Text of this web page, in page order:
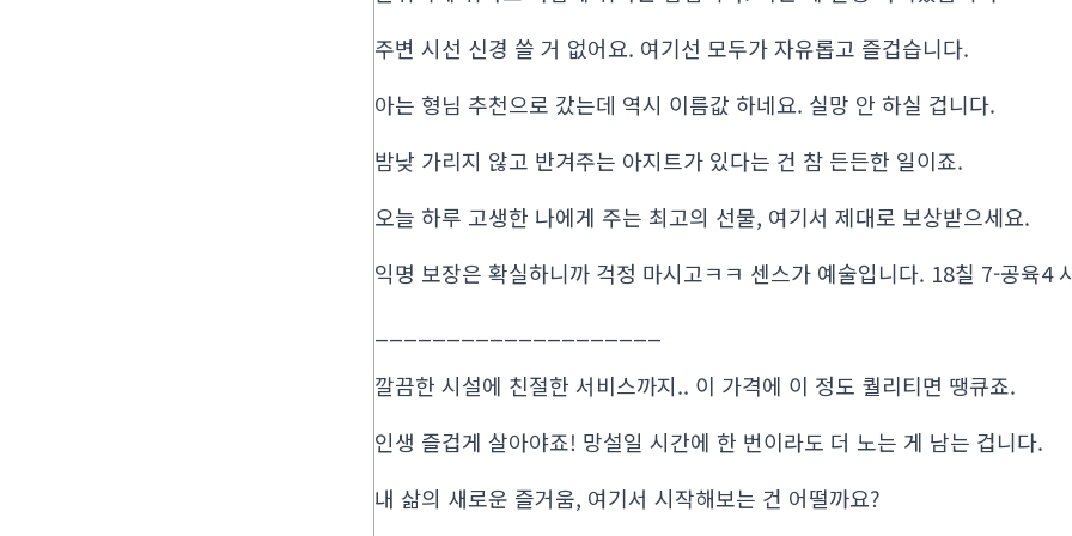
주변 시선 신경 쓸 거 없어요. 여기선 모두가 자유롭고 즐겁습니다.
아는 형님 추천으로 갔는데 역시 이름값 하네요. 실망 안 하실 겁니다.
밤낮 가리지 않고 반겨주는 아지트가 있다는 건 참 든든한 일이죠.
오늘 하루 고생한 나에게 주는 최고의 선물, 여기서 제대로 보상받으세요.
익명 보장은 확실하니까 걱정 마시고ㅋㅋ 센스가 예술입니다. 18칠 7-공육4
깔끔한 시설에 친절한 서비스까지.. 이 가격에 이 정도 퀄리티면 땡큐죠.
인생 즐겁게 살아야죠! 망설일 시간에 한 번이라도 더 노는 게 남는 겁니다.
내 삶의 새로운 즐거움, 여기서 시작해보는 건 어떨까요?